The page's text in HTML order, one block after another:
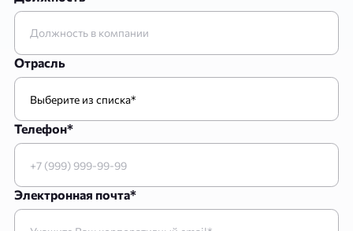
Отрасль
Телефон*
Электронная почта*